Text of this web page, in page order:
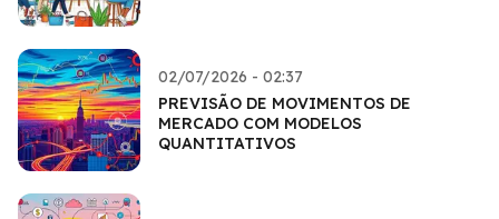
02/07/2026 - 02:37
PREVISÃO DE MOVIMENTOS DE
MERCADO COM MODELOS
QUANTITATIVOS